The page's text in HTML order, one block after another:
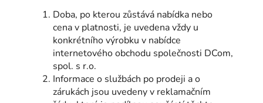
Doba, po kterou zůstává nabídka nebo
cena v platnosti, je uvedena vždy u
konkrétního výrobku v nabídce
internetového obchodu společnosti DCom,
spol. s r.o.
Informace o službách po prodeji a o
zárukách jsou uvedeny v reklamačním